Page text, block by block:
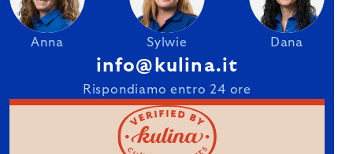
Anna Sylwie Dana
info@kulina.it
Rispondiamo entro 24 ore